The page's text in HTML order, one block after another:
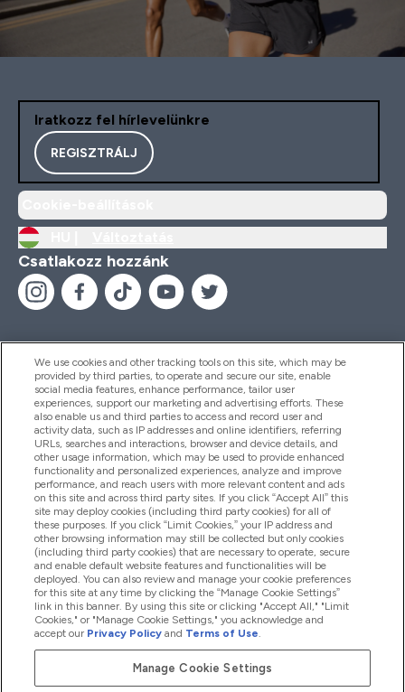
Iratkozz fel hírlevelünkre
REGISZTRÁLJ
Csatlakozz hozzánk
Segítség És Információ
Termékek
Céginformáció
Hűség És Jutalmak
2026 The Hut.com Ltd
We use cookies and other tracking tools on this site, which may be
provided by third parties, to operate and secure our site, enable
social media features, enhance performance, tailor user
experiences, support our marketing and advertising efforts. These
also enable us and third parties to access and record user and
activity data, such as IP addresses and online identifiers, referring
URLs, searches and interactions, browser and device details, and
other usage information, which may be used to provide enhanced
functionality and personalized experiences, analyze and improve
performance, and reach users with more relevant content and ads
on this site and across third party sites. If you click “Accept All” this
site may deploy cookies (including third party cookies) for all of
these purposes. If you click “Limit Cookies,” your IP address and
other browsing information may still be collected but only cookies
(including third party cookies) that are necessary to operate, secure
and enable default website features and functionalities will be
deployed. You can also review and manage your cookie preferences
for this site at any time by clicking the “Manage Cookie Settings”
link in this banner. By using this site or clicking "Accept All," "Limit
Cookies," or "Manage Cookie Settings," you acknowledge and
accept our Privacy Policy and Terms of Use.
Manage Cookie Settings